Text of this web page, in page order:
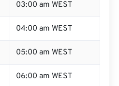
03:00 am WEST
04:00 am WEST
05:00 am WEST
06:00 am WEST